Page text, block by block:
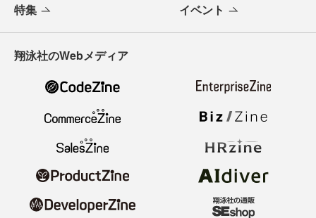
特集 イベント
翔泳社のWebメディア